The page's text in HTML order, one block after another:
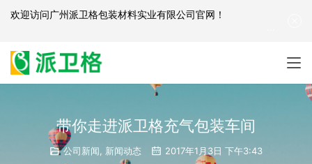
带你走进派卫格充气包装车间
公司新闻 新闻动态 2017年1月3日 下午3:43
欢迎访问广州派卫格包装材料实业有限公司官网 ！